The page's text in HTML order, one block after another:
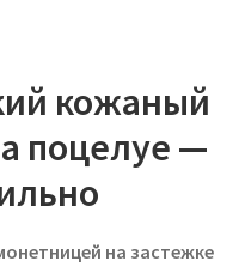
кожаный
поцелуе —
на застежке